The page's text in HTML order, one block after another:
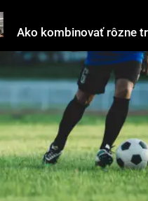
VYBAVENIE
Pomôcky na cvičenie
POMÔCKY VYBAVENIE
Najlepšie doplnky pre
motocyklistov na dlhé